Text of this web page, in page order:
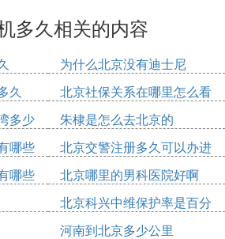
别人的，把自己的丢了。
飞机要飞多长时间
飞行时间最短是8小时45分钟，1
的也有，航班和航空公司不同
英国伦敦，需要多长时
多久相关的内容
为什么北京没有迪士尼
久
北京社保关系在哪里怎么看
多少
朱棣是怎么去北京的
哪些
北京交警注册多久可以办进
京证
哪些
北京哪里的男科医院好啊
北京科兴中维保护率是百分
之多少
河南到北京多少公里